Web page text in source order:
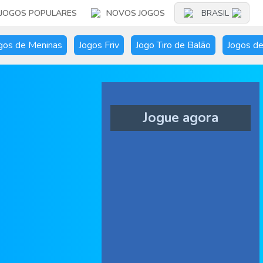
JOGOS POPULARES NOVOS JOGOS BRASIL
de Meninas Jogos Friv Jogo Tiro de Balão Jogos
Jogue agora